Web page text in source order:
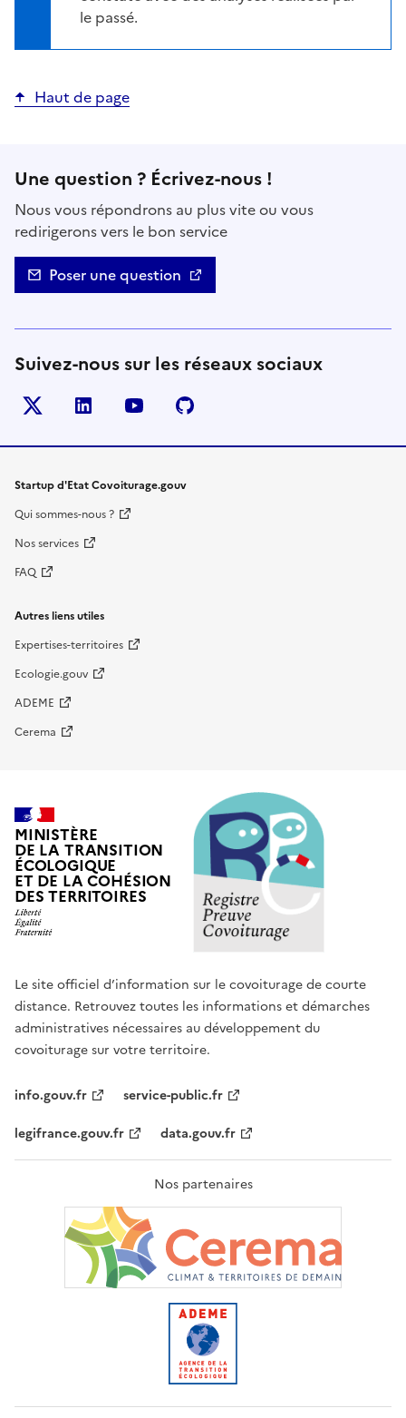
le passé.
Haut de page
Une question ? Écrivez-nous !
Nous vous répondrons au plus vite ou vous
redirigerons vers le bon service
Poser une question
Suivez-nous sur les réseaux sociaux
Twitter
- nouvelle fenêtre
LinkedIn
- nouvelle fenêtre
YouTube
- nouvelle fenêtre
- nouvelle fenêtre
Startup d'Etat Covoiturage.gouv
Qui sommes-nous ?
Nos services
FAQ
Autres liens utiles
Expertises-territoires
Ecologie.gouv
ADEME
Cerema
MINISTÈRE
DE LA TRANSITION
ÉCOLOGIQUE
ET DE LA COHÉSION
DES TERRITOIRES
Le site officiel d’information sur le covoiturage de courte
distance. Retrouvez toutes les informations et démarches
administratives nécessaires au développement du
covoiturage sur votre territoire.
info.gouv.fr
service-public.fr
legifrance.gouv.fr
data.gouv.fr
Nos partenaires